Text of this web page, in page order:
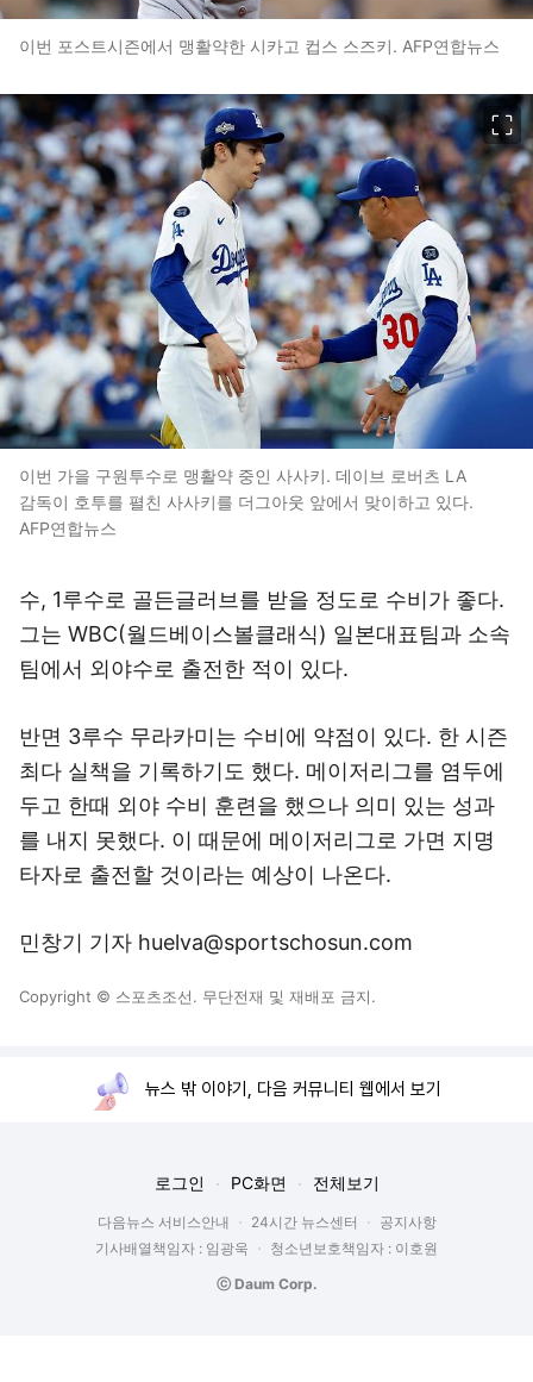
이번 포스트시즌에서 맹활약한 시카고 컵스 스즈키. AFP연합뉴스
이번 가을 구원투수로 맹활약 중인 사사키. 데이브 로버츠 LA
감독이 호투를 펼친 사사키를 더그아웃 앞에서 맞이하고 있다.
AFP연합뉴스
수, 1루수로 골든글러브를 받을 정도로 수비가 좋다.
그는 WBC(월드베이스볼클래식) 일본대표팀과 소속
팀에서 외야수로 출전한 적이 있다.
반면 3루수 무라카미는 수비에 약점이 있다. 한 시즌
최다 실책을 기록하기도 했다. 메이저리그를 염두에
두고 한때 외야 수비 훈련을 했으나 의미 있는 성과
를 내지 못했다. 이 때문에 메이저리그로 가면 지명
타자로 출전할 것이라는 예상이 나온다.
민창기 기자 huelva@sportschosun.com
Copyright © 스포츠조선. 무단전재 및 재배포 금지.
뉴스 밖 이야기, 다음 커뮤니티 웹에서 보기
로그인 PC화면 전체보기
다음뉴스 서비스안내 24시간 뉴스센터
공지사항
기사배열책임자 : 임광욱
청소년보호책임자 : 이호원
ⓒ Daum Corp.